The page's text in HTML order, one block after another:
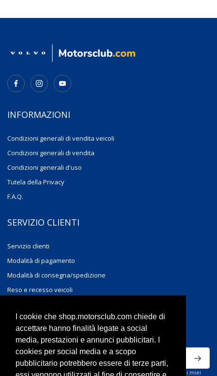
I cookie che shop.motorsclub.com chiede di
accettare hanno finalità legate a social
media, prestazioni e annunci pubblicitari. I
cookies per social media e a scopo
pubblicitario potrebbero essere di terze parti,
INFORMAZIONI
Condizioni generali di vendita veicoli
Condizioni generali di vendita
Condizioni generali d'uso
Tutela della Privacy
F.A.Q.
SERVIZIO CLIENTI
Servizio clienti
Modalità di pagamento
Modalità di consegna/spedizione
Reso e recesso veicoli
ISCRIVITI ALLA NEWSLETTER
Ho letto la privacy policy del sito e acconsento al trattamento dei miei